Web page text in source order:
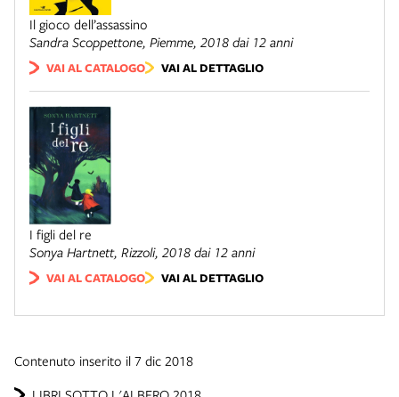
Il gioco dell’assassino
Sandra Scoppettone, Piemme, 2018 dai 12 anni
VAI AL CATALOGO VAI AL DETTAGLIO
I figli del re
Sonya Hartnett, Rizzoli, 2018 dai 12 anni
VAI AL CATALOGO VAI AL DETTAGLIO
Contenuto inserito il 7 dic 2018